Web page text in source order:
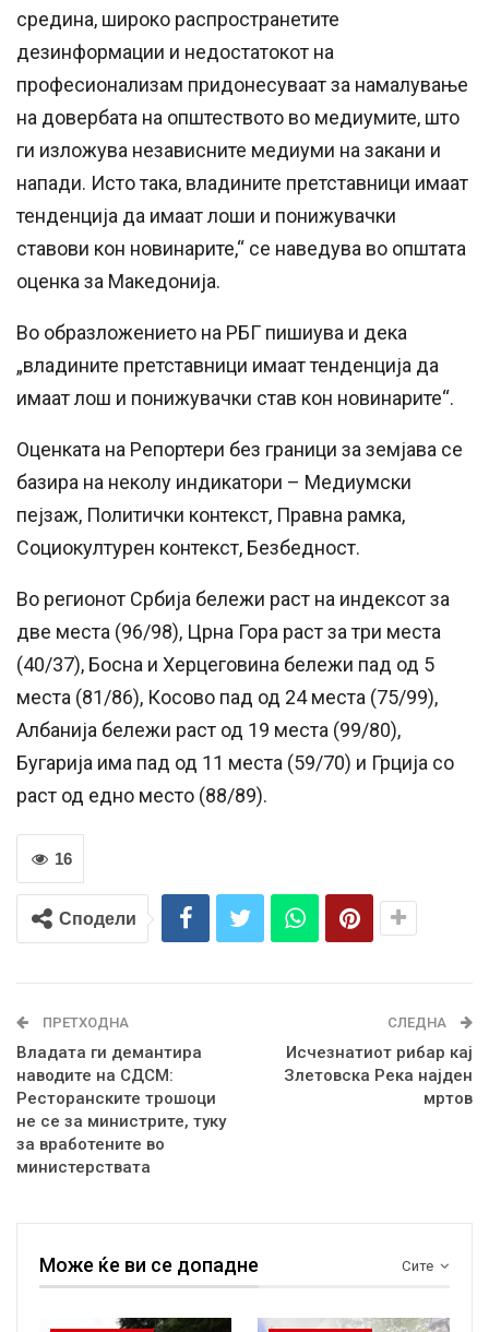
средина, широко распространетите
дезинформации и недостатокот на
професионализам придонесуваат за намалување
на довербата на општеството во медиумите, што
ги изложува независните медиуми на закани и
напади. Исто така, владините претставници имаат
тенденција да имаат лоши и понижувачки
ставови кон новинарите,“ се наведува во општата
оценка за Македонија.
Во образложението на РБГ пишиува и дека
„владините претставници имаат тенденција да
имаат лош и понижувачки став кон новинарите“.
Оценката на Репортери без граници за земјава се
базира на неколу индикатори – Медиумски
пејзаж, Политички контекст, Правна рамка,
Социокултурен контекст, Безбедност.
Во регионот Србија бележи раст на индексот за
две места (96/98), Црна Гора раст за три места
(40/37), Босна и Херцеговина бележи пад од 5
места (81/86), Косово пад од 24 места (75/99),
Албанија бележи раст од 19 места (99/80),
Бугарија има пад од 11 места (59/70) и Грција со
раст од едно место (88/89).
16
Сподели
ПРЕТХОДНА
Владата ги демантира
наводите на СДСМ:
Ресторанските трошоци
не се за министрите, туку
за вработените во
министерствата
СЛЕДНА
Исчезнатиот рибар кај
Злетовска Река најден
мртов
Сите
Може ќе ви се допадне